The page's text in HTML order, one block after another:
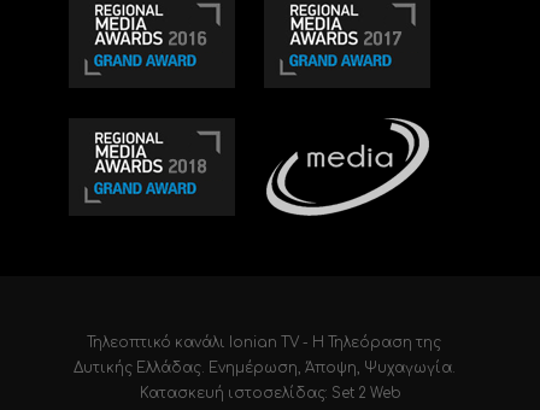
Τηλεοπτικό κανάλι Ionian TV - Η Τηλεόραση της
Δυτικής Ελλάδας. Ενημέρωση, Άποψη, Ψυχαγωγία.
Κατασκευή ιστοσελίδας: Set 2 Web